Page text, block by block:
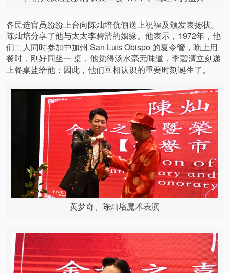
各民选官员纷纷上台向陈灿培伉俪送上祝福及颁发表扬状。
陈灿培分享了他与太太李碧清的姻缘。他表示，1972年，他
们二人同时参加中加州 San Luis Obispo 的夏令管，晚上用
餐时，刚好同坐一 桌，他觉得汤水毫无味道，李碧清立刻递
上餐桌盐给他；因此，他们互相认识的重要时刻诞生了。
黄梦奇、陈灿培魔术表演